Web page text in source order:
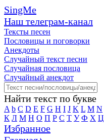
SingMe
Наш телеграм-канал
Тексты песен
Пословицы и поговорки
Анекдоты
Случайный текст песни
Случайная пословица
Случайный анекдот
Найти текст по букве
A b C D E F G H I J K L M N
К Л М Н О П Р С Т У Ф Х Ц
Избранное